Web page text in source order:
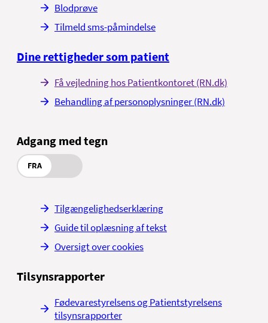
Blodprøve
Tilmeld sms-påmindelse
Dine rettigheder som patient
Få vejledning hos Patientkontoret (RN.dk)
Behandling af personoplysninger (RN.dk)
Adgang med tegn
FRA
Tilgængelighedserklæring
Guide til oplæsning af tekst
Oversigt over cookies
Tilsynsrapporter
Fødevarestyrelsens og Patientstyrelsens
tilsynsrapporter